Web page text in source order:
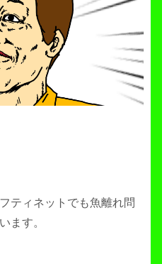
ティネットでも魚離れ問
ます。